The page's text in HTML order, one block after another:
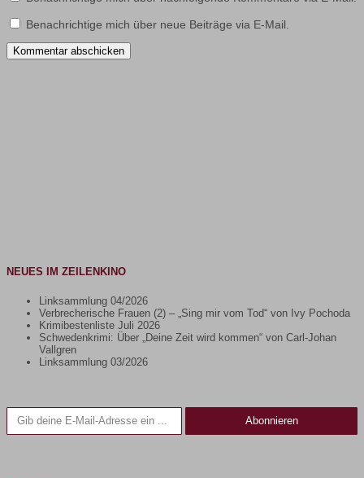
Benachrichtige mich über neue Beiträge via E-Mail.
NEUES IM ZEILENKINO
Linksammlung 04/2026
Verbrecherische Frauen (2) – „Sing mir vom Tod“ von Ivy Pochoda
Krimibestenliste Juli 2026
Schwedenkrimi: Über „Deine Zeit wird kommen“ von Carl-Johan
Vallgren
Linksammlung 03/2026
Gib deine E-Mail-Adresse ein ...
Abonnieren